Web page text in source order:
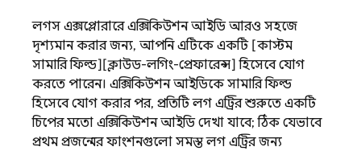
লগস এক্সপ্লোরারে এক্সিকিউশন আইডি আরও সহজে
দৃশ্যমান করার জন্য, আপনি এটিকে একটি [কাস্টম
সামারি ফিল্ড][ক্লাউড-লগিং-প্রেফারেন্স] হিসেবে যোগ
করতে পারেন। এক্সিকিউশন আইডিকে সামারি ফিল্ড
হিসেবে যোগ করার পর, প্রতিটি লগ এন্ট্রির শুরুতে একটি
চিপের মতো এক্সিকিউশন আইডি দেখা যাবে; ঠিক যেভাবে
প্রথম প্রজন্মের ফাংশনগুলো সমস্ত লগ এন্ট্রির জন্য